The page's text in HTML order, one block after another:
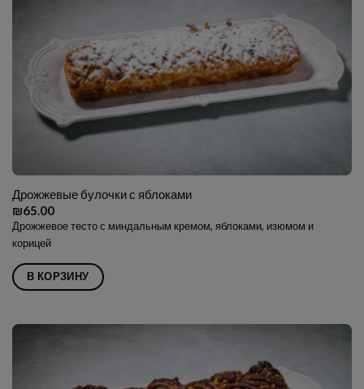
Дрожжевые булочки с яблоками
₪65.00
Дрожжевое тесто с миндальным кремом, яблоками, изюмом и
корицей
В КОРЗИНУ